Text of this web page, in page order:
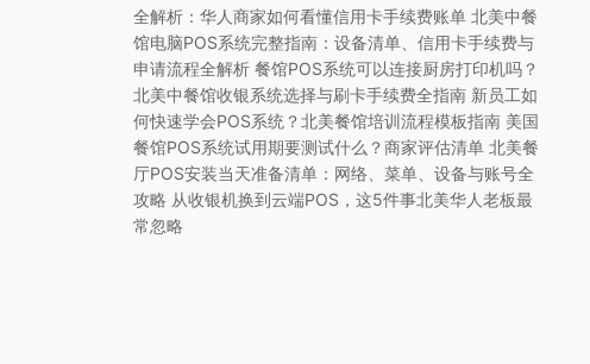
全解析：华人商家如何看懂信用卡手续费账单 北美中餐
馆电脑POS系统完整指南：设备清单、信用卡手续费与
申请流程全解析 餐馆POS系统可以连接厨房打印机吗？
北美中餐馆收银系统选择与刷卡手续费全指南 新员工如
何快速学会POS系统？北美餐馆培训流程模板指南 美国
餐馆POS系统试用期要测试什么？商家评估清单 北美餐
厅POS安装当天准备清单：网络、菜单、设备与账号全
攻略 从收银机换到云端POS，这5件事北美华人老板最
常忽略